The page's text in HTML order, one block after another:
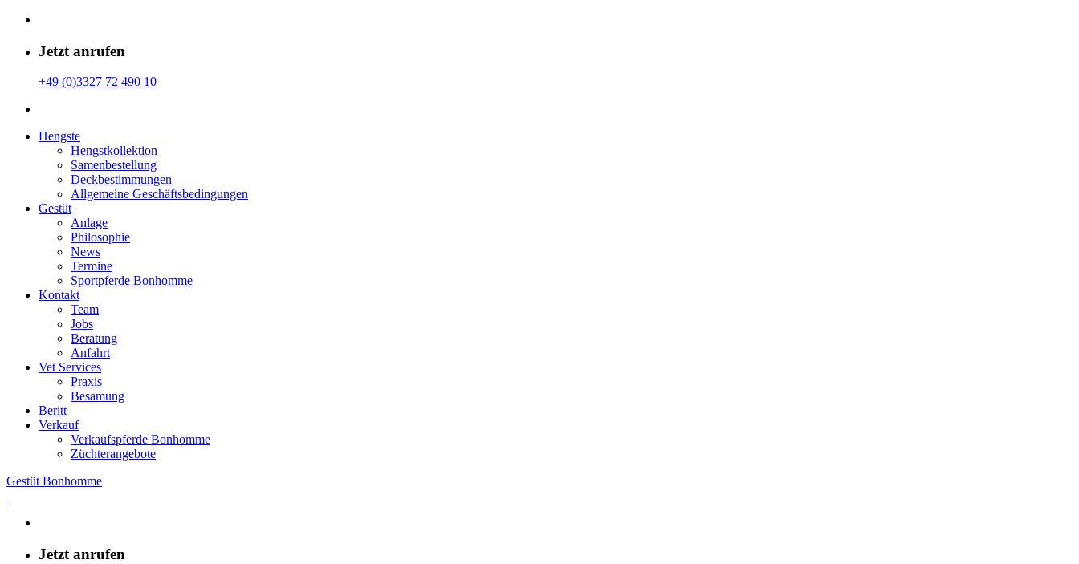
Jetzt anrufen
+49 (0)3327 72 490 10
Hengste
Hengstkollektion
Samenbestellung
Deckbestimmungen
Allgemeine Geschäfts­bedingungen
Gestüt
Anlage
Philosophie
News
Termine
Sportpferde Bonhomme
Kontakt
Team
Jobs
Beratung
Anfahrt
Vet Services
Praxis
Besamung
Beritt
Verkauf
Verkaufspferde Bonhomme
Züchterangebote
Gestüt Bonhomme
Jetzt anrufen